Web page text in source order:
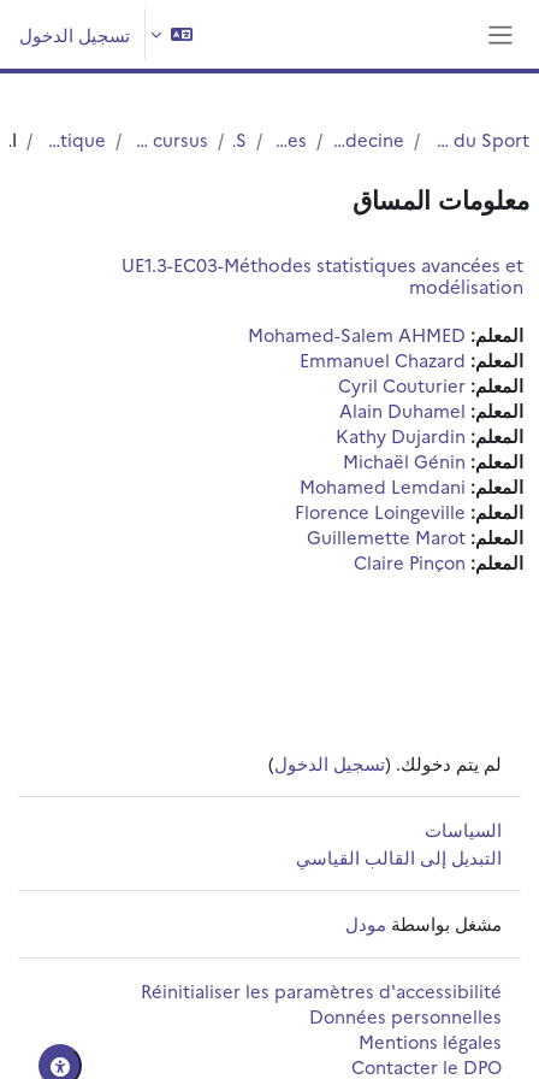
تسجيل الدخول
UFR3S - Sciences de Santé et du Sport
Département UFR3S - Médecine
Etudes Medicales
MASTERS
M1BS-Option Santé-Simple cursus
UE Disciplinaires thématique الملخص
معلومات المساق
UE1.3-EC03-Méthodes statistiques avancées et
modélisation
المعلم: Mohamed-Salem AHMED
المعلم: Emmanuel Chazard
المعلم: Cyril Couturier
المعلم: Alain Duhamel
المعلم: Kathy Dujardin
المعلم: Michaël Génin
المعلم: Mohamed Lemdani
المعلم: Florence Loingeville
المعلم: Guillemette Marot
المعلم: Claire Pinçon
لم يتم دخولك. (تسجيل الدخول)
السياسات
التبديل إلى القالب القياسي
مشغل بواسطة مودل
Réinitialiser les paramètres d'accessibilité
Données personnelles
Mentions légales
Contacter le DPO